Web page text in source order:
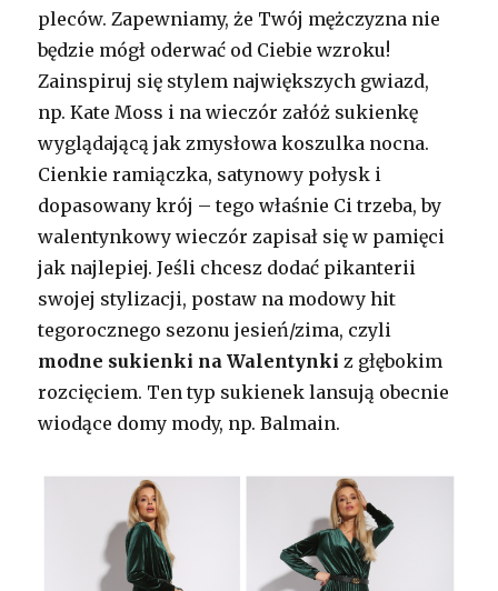
pleców. Zapewniamy, że Twój mężczyzna nie
będzie mógł oderwać od Ciebie wzroku!
Zainspiruj się stylem największych gwiazd,
np. Kate Moss i na wieczór załóż sukienkę
wyglądającą jak zmysłowa koszulka nocna.
Cienkie ramiączka, satynowy połysk i
dopasowany krój – tego właśnie Ci trzeba, by
walentynkowy wieczór zapisał się w pamięci
jak najlepiej. Jeśli chcesz dodać pikanterii
swojej stylizacji, postaw na modowy hit
tegorocznego sezonu jesień/zima, czyli
modne sukienki na Walentynki z głębokim
rozcięciem. Ten typ sukienek lansują obecnie
wiodące domy mody, np. Balmain.